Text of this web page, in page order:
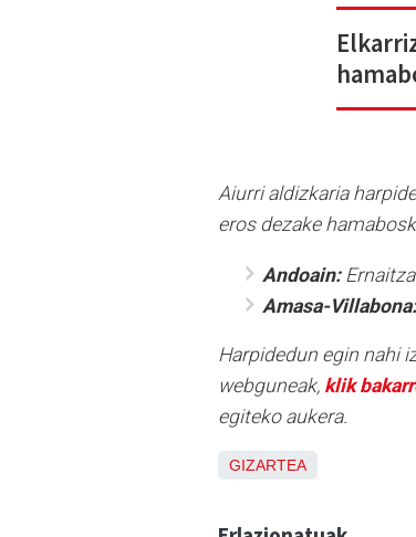
Aiurri aldizkaria
eros dezake
Andoain:
Amasa-Villabona:
Harpidedun egin nahi
webguneak, klik
egiteko aukera.
GIZARTEA